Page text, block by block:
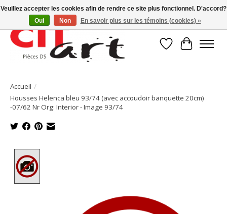
Liste dePanier
Accueil /
Housses Helenca bleu 93/74 (avec accoudoir banquette 20cm)
-07/62 Nr Org: Interior - Image 93/74
Veuillez accepter les cookies afin de rendre ce site plus fonctionnel. D'accord?
Oui
Non En savoir plus sur les témoins (cookies) »